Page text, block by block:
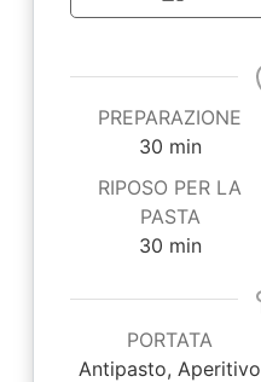
PREPARAZIONE
30minuti
min
RIPOSO PER LA
PASTA
30minuti
min
PORTATA
Antipasto, Aperitivo